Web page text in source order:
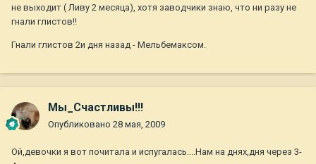
не выходит ( Ливу 2 месяца), хотя заводчики знаю, что ни разу не
гнали глистов!!
Гнали глистов 2и дня назад - Мельбемаксом.
Мы_Счастливы!!!
Опубликовано 28 мая, 2009
Ой,девочки я вот почитала и испугалась....Нам на днях,дня через 3-